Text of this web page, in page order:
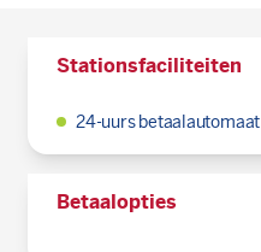
Stationsfaciliteiten
24-uurs betaalautomaat
Betaalopties